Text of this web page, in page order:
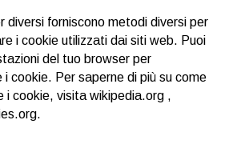
diversi forniscono metodi diversi per
i cookie utilizzati dai siti web. Puoi
del tuo browser per
i cookie. Per saperne di più su come
i cookie, visita wikipedia.org ,